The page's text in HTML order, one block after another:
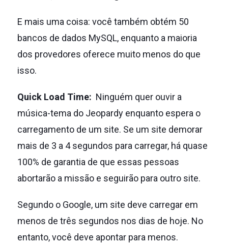
E mais uma coisa: você também obtém 50
bancos de dados MySQL, enquanto a maioria
dos provedores oferece muito menos do que
isso.
Quick Load Time: Ninguém quer ouvir a
música-tema do Jeopardy enquanto espera o
carregamento de um site. Se um site demorar
mais de 3 a 4 segundos para carregar, há quase
100% de garantia de que essas pessoas
abortarão a missão e seguirão para outro site.
Segundo o Google, um site deve carregar em
menos de três segundos nos dias de hoje. No
entanto, você deve apontar para menos.